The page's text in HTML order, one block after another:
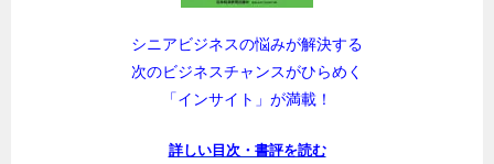
シニアビジネスの悩みが解決する
次のビジネスチャンスがひらめく
「インサイト」が満載！
詳しい目次・書評を読む